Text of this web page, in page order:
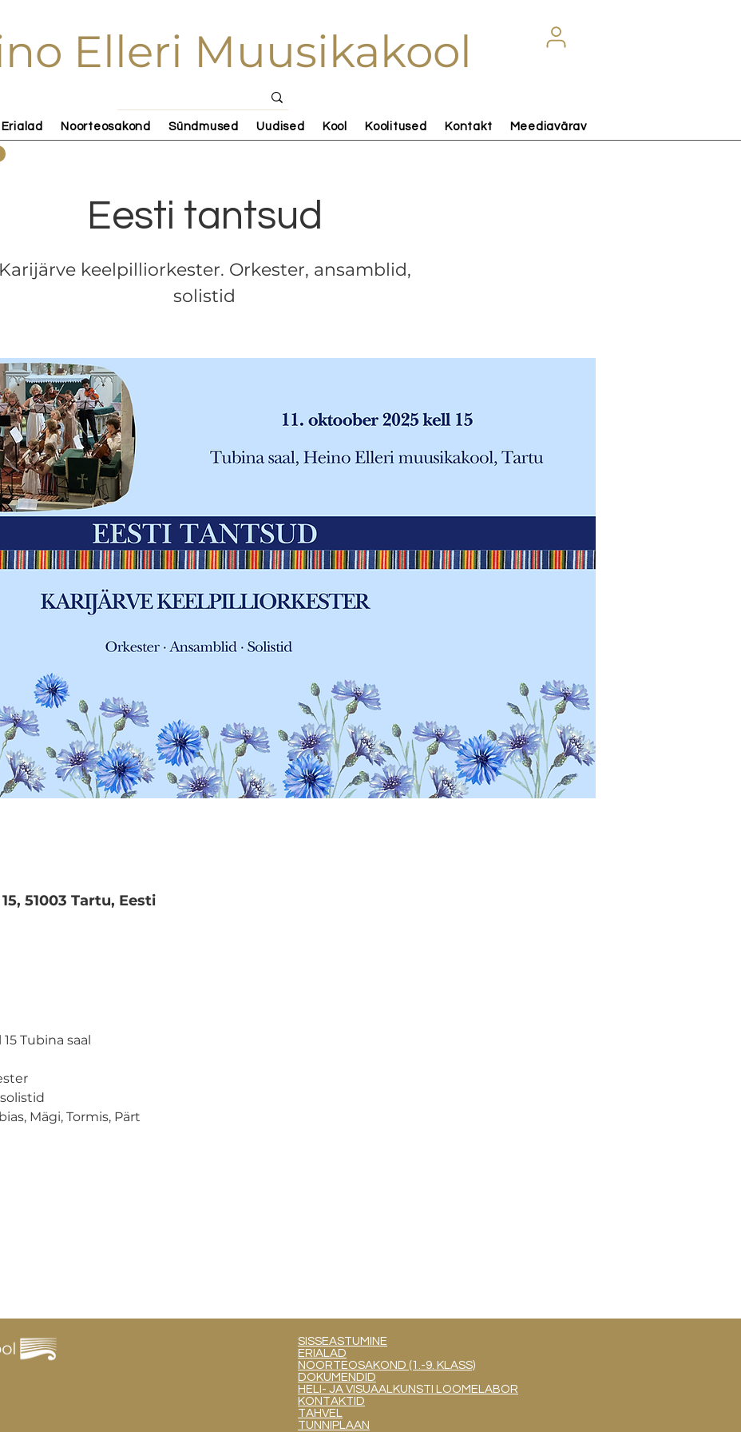
Elleri Muusikakool
Erialad Noorteosakond Sündmused Uudised Kool Koolitused Kontakt Meediavärav
Eesti tantsud
Karijärve keelpilliorkester. Orkester, ansamblid,
solistid
51003 Tartu, Eesti
Tubina saal
Mägi, Tormis, Pärt
SISSEASTUMINE
ERIALAD
NOORTEOSAKOND (1.-9. KLASS)
DOKUMENDID
HELI- JA VISUAALKUNSTI LOOMELABOR
KONTAKTID
TAHVEL
TUNNIPLAAN